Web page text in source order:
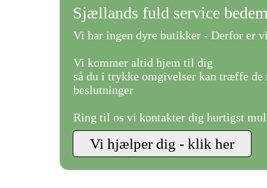
Sjællands fuld service
Vi har ingen dyre butikker - Derfor er
Vi kommer altid hjem til dig
så du i trykke omgivelser kan træffe de
beslutninger
Ring til os vi kontakter dig hurtigst